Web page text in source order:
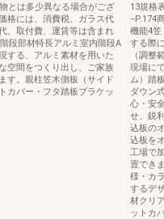
とは多少異なる場合がござ
格には、消費税、ガラス代
、取付費、運賃等は含まれ
段部材特長アルミ室内階段A
する、アルミ素材を用いた
空間をつくり出し、ご家族
す。親柱笠木側板（サイド
カバー・フタ踏板ブラケッ
13規格
−P.174
機能4
する際
（調整
現場に
ム）踏
ダウン
心・安
せ、鋭
込板の
込板を
工場で
置でき
様・カ
するデ
材クリ
ットカ